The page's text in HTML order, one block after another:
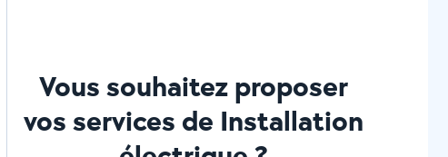
Vous souhaitez proposer
vos services de Installation